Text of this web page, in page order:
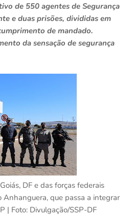
de 550 agentes de Segurança
e duas prisões, divididas em
de mandado.
da sensação de segurança
DF e das forças federais
Anhanguera, que passa a integrar
| Foto: Divulgação/SSP-DF